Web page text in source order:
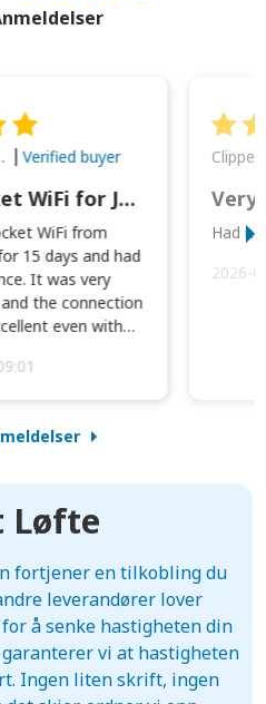
Macown Verified buyer
Great Pocket WiFi for Japan Travel
WiFi from
15 days and had
It was very
the connection
even with
Very
Had
2026-
Løfte
fortjener en tilkobling du
leverandører lover
å senke hastigheten din
vi at hastigheten
Ingen liten skrift, ingen